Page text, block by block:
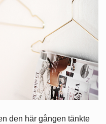
den här gången tänkte